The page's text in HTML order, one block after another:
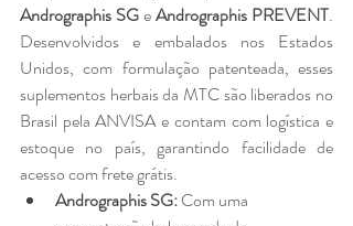
Andrographis SG e Andrographis PREVENT.
Desenvolvidos e embalados nos Estados
Unidos, com formulação patenteada, esses
suplementos herbais da MTC são liberados no
Brasil pela ANVISA e contam com logística e
estoque no país, garantindo facilidade de
acesso com frete grátis.
Andrographis SG: Com uma